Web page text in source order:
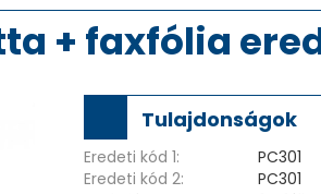
+ faxfólia
Tulajdonságok
Eredeti kód 1:
PC301
Eredeti kód 2:
PC301